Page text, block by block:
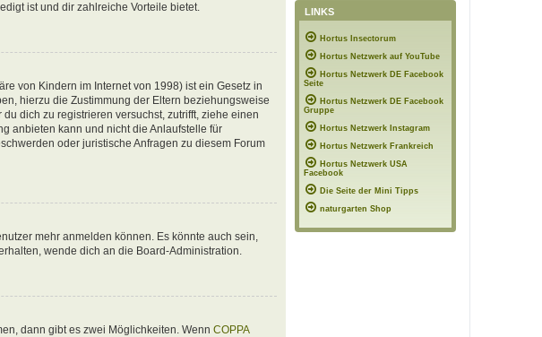
ist und dir zahlreiche Vorteile bietet.
von Kindern im Internet von 1998) ist ein Gesetz in
hierzu die Zustimmung der Eltern beziehungsweise
dich zu registrieren versuchst, zutrifft, ziehe einen
anbieten kann und nicht die Anlaufstelle für
oder juristische Anfragen zu diesem Forum
mehr anmelden können. Es könnte auch sein,
wende dich an die Board-Administration.
dann gibt es zwei Möglichkeiten. Wenn COPPA
LINKS
Hortus Insectorum
Hortus Netzwerk auf YouTube
Hortus Netzwerk DE Facebook
Seite
Hortus Netzwerk DE Facebook
Gruppe
Hortus Netzwerk Instagram
Hortus Netzwerk Frankreich
Hortus Netzwerk USA
Facebook
Die Seite der Mini Tipps
naturgarten Shop